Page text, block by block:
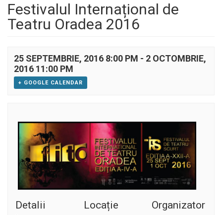
Festivalul Internațional de
Teatru Oradea 2016
25 SEPTEMBRIE, 2016 8:00 PM - 2 OCTOMBRIE,
2016 11:00 PM
+ GOOGLE CALENDAR
Detalii Locație Organizator